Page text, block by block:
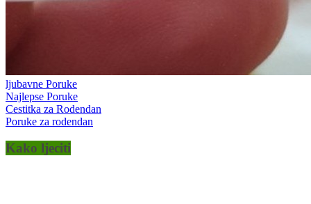
ljubavne Poruke
Najlepse Poruke
Cestitka za Rodendan
Poruke za rodendan
Kako ljeciti